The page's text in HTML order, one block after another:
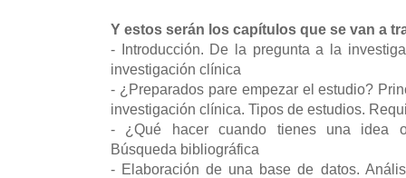
Y estos serán los capítulos que se van a
- Introducción. De la pregunta a la
investigación clínica
- ¿Preparados pare empezar el estudio?
investigación clínica. Tipos de estudios.
- ¿Qué hacer cuando tienes una idea
Búsqueda bibliográfica
- Elaboración de una base de datos.